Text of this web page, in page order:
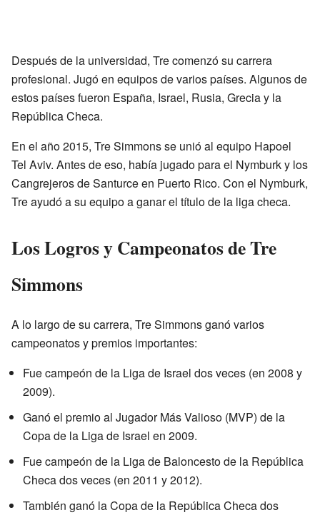
Después de la universidad, Tre comenzó su carrera
profesional. Jugó en equipos de varios países. Algunos de
estos países fueron España, Israel, Rusia, Grecia y la
República Checa.
En el año 2015, Tre Simmons se unió al equipo Hapoel
Tel Aviv. Antes de eso, había jugado para el Nymburk y los
Cangrejeros de Santurce en Puerto Rico. Con el Nymburk,
Tre ayudó a su equipo a ganar el título de la liga checa.
Los Logros y Campeonatos de Tre
Simmons
A lo largo de su carrera, Tre Simmons ganó varios
campeonatos y premios importantes:
Fue campeón de la Liga de Israel dos veces (en 2008 y
2009).
Ganó el premio al Jugador Más Valioso (MVP) de la
Copa de la Liga de Israel en 2009.
Fue campeón de la Liga de Baloncesto de la República
Checa dos veces (en 2011 y 2012).
También ganó la Copa de la República Checa dos